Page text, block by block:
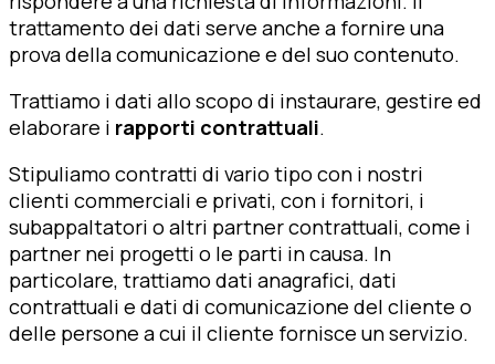
trattamento dei dati serve anche a fornire una
prova della comunicazione e del suo contenuto.
Trattiamo i dati allo scopo di instaurare, gestire ed
elaborare i rapporti contrattuali.
Stipuliamo contratti di vario tipo con i nostri
clienti commerciali e privati, con i fornitori, i
subappaltatori o altri partner contrattuali, come i
partner nei progetti o le parti in causa. In
particolare, trattiamo dati anagrafici, dati
contrattuali e dati di comunicazione del cliente o
delle persone a cui il cliente fornisce un servizio.